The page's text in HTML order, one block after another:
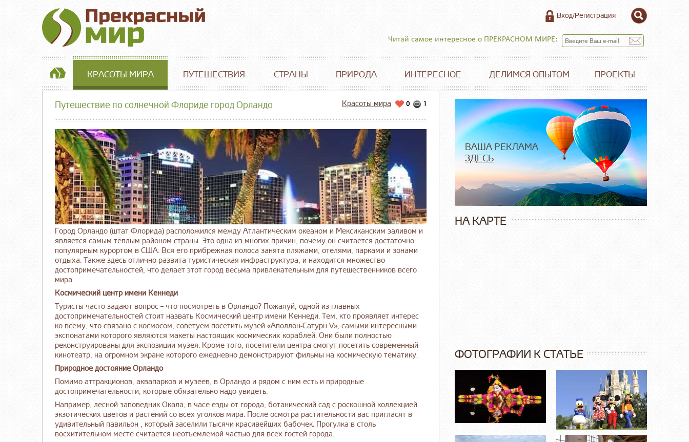
Вход/Регистрация
Читай самое интересное о ПРЕКРАСНОМ МИРЕ:
КРАСОТЫ МИРА ПУТЕШЕСТВИЯ СТРАНЫ ПРИРОДА ИНТЕРЕСНОЕ ДЕЛИМСЯ ОПЫТОМ ПРОЕКТЫ
1
0
Красоты мира
Путешествие по солнечной Флориде город Орландо
Город Орландо (штат Флорида) расположился между Атлантическим океаном и Мексиканским заливом и
является самым тёплым районом страны. Это одна из многих причин, почему он считается достаточно
популярным курортом в США. Вся его прибрежная полоса занята пляжами, отелями, парками и зонами
отдыха. Также здесь отлично развита туристическая инфраструктура, и находится множество
достопримечательностей, что делает этот город весьма привлекательным для путешественников всего
мира.
Космический центр имени Кеннеди
Туристы часто задают вопрос – что посмотреть в Орландо? Пожалуй, одной из главных
достопримечательностей стоит назвать Космический центр имени Кеннеди. Тем, кто проявляет интерес
ко всему, что связано с космосом, советуем посетить музей «Аполлон-Сатурн V», самыми интересными
экспонатами которого являются макеты настоящих космических кораблей. Они были полностью
реконструированы для экспозиции музея. Кроме того, посетители центра смогут посетить современный
кинотеатр, на огромном экране которого ежедневно демонстрируют фильмы на космическую тематику.
Природное достояние Орландо
Помимо аттракционов, аквапарков и музеев, в Орландо и рядом с ним есть и природные
достопримечательности, которые обязательно надо увидеть.
Например, лесной заповедник Окала, в часе езды от города, ботанический сад с роскошной коллекцией
экзотических цветов и растений со всех уголков мира. После осмотра растительности вас пригласят в
удивительный павильон , который заселили тысячи красивейших бабочек. Прогулка в столь
восхитительном месте считается неотъемлемой частью для всех гостей города.
ВАША РЕКЛАМА
ЗДЕСЬ
НА КАРТЕ
ФОТОГРАФИИ К СТАТЬЕ